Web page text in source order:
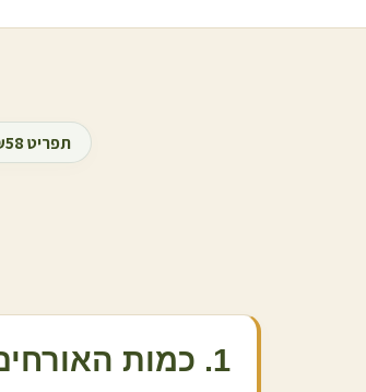
תפריט ₪58 לתושבי
1. כמות האורחים שלכם